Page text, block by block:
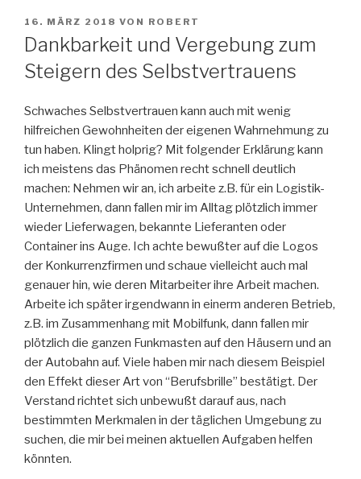
VERÖFFENTLICHT
AM
16. MÄRZ 2018 VON ROBERT
Dankbarkeit und Vergebung zum
Steigern des Selbstvertrauens
Schwaches Selbstvertrauen kann auch mit wenig
hilfreichen Gewohnheiten der eigenen Wahrnehmung zu
tun haben. Klingt holprig? Mit folgender Erklärung kann
ich meistens das Phänomen recht schnell deutlich
machen: Nehmen wir an, ich arbeite z.B. für ein Logistik-
Unternehmen, dann fallen mir im Alltag plötzlich immer
wieder Lieferwagen, bekannte Lieferanten oder
Container ins Auge. Ich achte bewußter auf die Logos
der Konkurrenzfirmen und schaue vielleicht auch mal
genauer hin, wie deren Mitarbeiter ihre Arbeit machen.
Arbeite ich später irgendwann in einerm anderen Betrieb,
z.B. im Zusammenhang mit Mobilfunk, dann fallen mir
plötzlich die ganzen Funkmasten auf den Häusern und an
der Autobahn auf. Viele haben mir nach diesem Beispiel
den Effekt dieser Art von “Berufsbrille” bestätigt. Der
Verstand richtet sich unbewußt darauf aus, nach
bestimmten Merkmalen in der täglichen Umgebung zu
suchen, die mir bei meinen aktuellen Aufgaben helfen
könnten.